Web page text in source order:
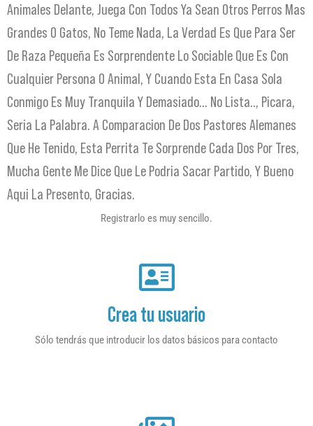
Animales Delante, Juega Con Todos Ya Sean Otros Perros Mas
Grandes O Gatos, No Teme Nada, La Verdad Es Que Para Ser
De Raza Pequeña Es Sorprendente Lo Sociable Que Es Con
Cualquier Persona O Animal, Y Cuando Esta En Casa Sola
Conmigo Es Muy Tranquila Y Demasiado… No Lista.., Picara,
Seria La Palabra. A Comparacion De Dos Pastores Alemanes
Que He Tenido, Esta Perrita Te Sorprende Cada Dos Por Tres,
Mucha Gente Me Dice Que Le Podria Sacar Partido, Y Bueno
Aqui La Presento, Gracias.
Registrarlo es muy sencillo.
Crea tu usuario
Sólo tendrás que introducir los datos básicos para contacto